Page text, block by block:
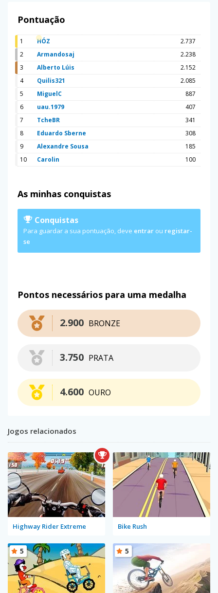
Pontuação
1 HÓZ
2.737
2
Armandosaj
2.238
3
Alberto Lúis
2.152
4
Quilis321
2.085
5
MiguelC
887
6
uau.1979
407
7
TcheBR
341
8
Eduardo Sberne
308
9
Alexandre Sousa
185
10
Carolin 100
As minhas conquistas
Conquistas
Para guardar a sua pontuação, deve entrar ou registar-
se
Pontos necessários para uma medalha
BRONZE
2.900
PRATA
3.750
OURO
4.600
Jogos relacionados
Highway Rider Extreme Bike Rush
5 5